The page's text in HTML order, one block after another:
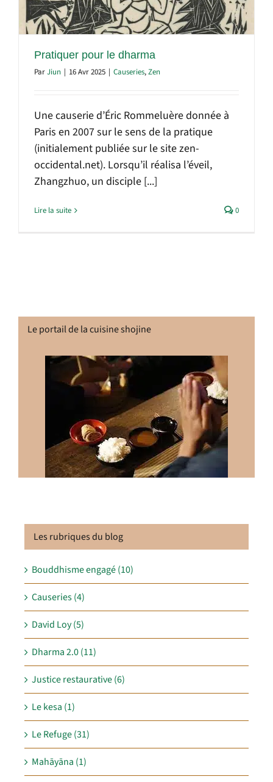
Pratiquer pour le dharma
ParJiun | 16 Avr 2025 | Causeries,Zen
Une causerie d’Éric Rommeluère donnée à
Paris en 2007 sur le sens de la pratique
(initialement publiée sur le site zen-
occidental.net). Lorsqu’il réalisa l’éveil,
Zhangzhuo, un disciple [...]
Lire la suite 0
Le portail de la cuisine shojine
Les rubriques du blog
Bouddhisme engagé (10)
Causeries (4)
David Loy (5)
Dharma 2.0 (11)
Justice restaurative (6)
Le kesa (1)
Le Refuge (31)
Mahāyāna (1)